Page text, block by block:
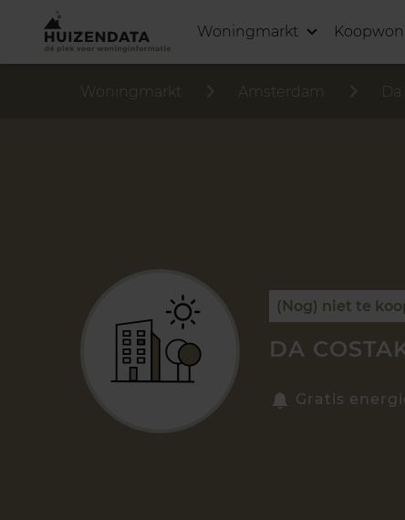
Woningmarkt
Woningmarkt Amsterdam
(Nog) niet te
DA
Gratis